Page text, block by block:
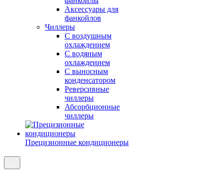
Аксессуары для
фанкойлов
Чиллеры
С воздушным
охлаждением
С водяным
охлаждением
С выносным
конденсатором
Реверсивные
чиллеры
Абсорбционные
чиллеры
Прецизионные кондиционеры